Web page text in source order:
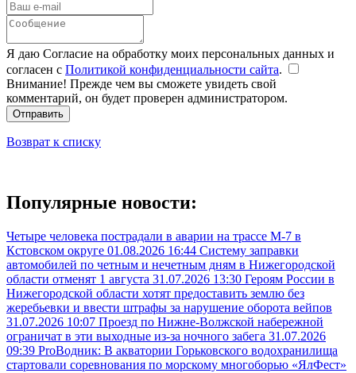
Я даю Согласие на обработку моих персональных данных и
согласен с Политикой конфиденциальности сайта.
Внимание! Прежде чем вы сможете увидеть свой
комментарий, он будет проверен администратором.
Отправить
Возврат к списку
Популярные новости:
Четыре человека пострадали в аварии на трассе М-7 в
Кстовском округе 01.08.2026 16:44 Систему заправки
автомобилей по четным и нечетным дням в Нижегородской
области отменят 1 августа 31.07.2026 13:30 Героям России в
Нижегородской области хотят предоставить землю без
жеребьевки и ввести штрафы за нарушение оборота вейпов
31.07.2026 10:07 Проезд по Нижне-Волжской набережной
ограничат в эти выходные из-за ночного забега 31.07.2026
09:39 ProВодник: В акватории Горьковского водохранилища
стартовали соревнования по морскому многоборью «ЯлФест»